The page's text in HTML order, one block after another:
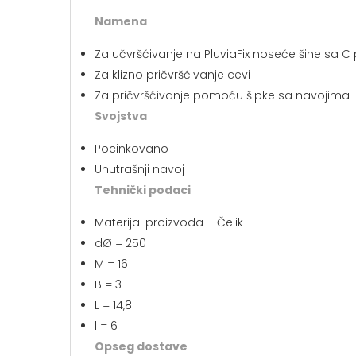
Namena
Za učvršćivanje na PluviaFix noseće šine sa
Za klizno pričvršćivanje cevi
Za pričvršćivanje pomoću šipke sa navojima
Svojstva
Pocinkovano
Unutrašnji navoj
Tehnički podaci
Materijal proizvoda – Čelik
dØ = 250
M = 16
B = 3
L = 14,8
l = 6
Opseg dostave